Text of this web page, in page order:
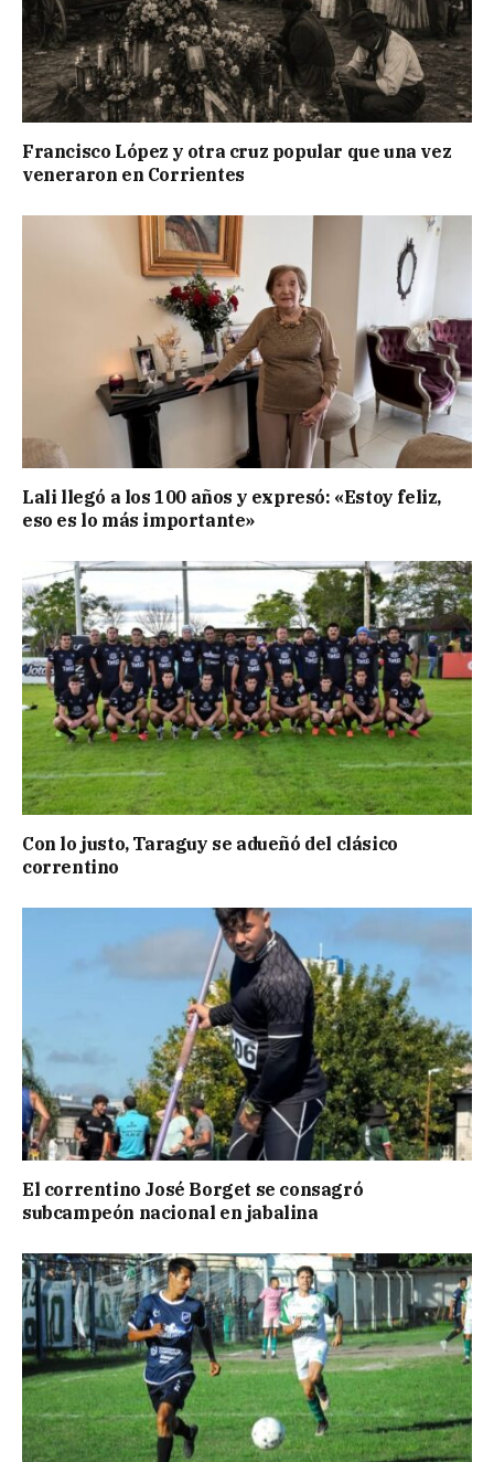
Francisco López y otra cruz popular que una vez
veneraron en Corrientes
Lali llegó a los 100 años y expresó: «Estoy feliz,
eso es lo más importante»
Con lo justo, Taraguy se adueñó del clásico
correntino
El correntino José Borget se consagró
subcampeón nacional en jabalina